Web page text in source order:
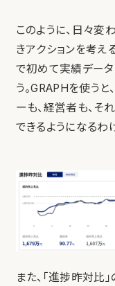
このように、日々変
きアクションを考え
で初めて実績デー
う。GRAPHを使う
ーも、経営者も、
できるようになるわ
また、「進捗昨対比